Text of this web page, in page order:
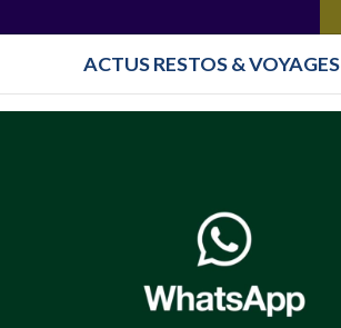
Bassari
ACTUS RESTOS & VOYAGES